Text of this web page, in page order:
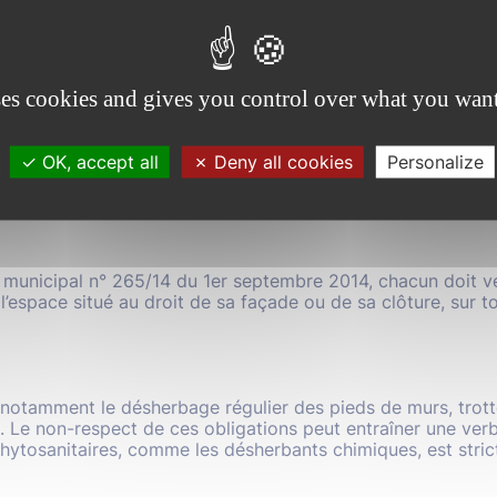
eaux, elle peut aussi gêner la circulation
les caniveaux ou les pieds de murs.
que l’entretien du trottoir, du caniveau et du pied de mur
des riverains.Cette obligation concerne les
n° 265/14 du 1er septembre 2014, chacun doit
situé au droit de sa façade ou de sa clôture, sur
le désherbage régulier des pieds de murs,
Le non-respect de ces obligations peut entraîner une
comme les désherbants chimiques, est
cookies and gives you control over what you
OK, accept all Deny all cookies Personalize